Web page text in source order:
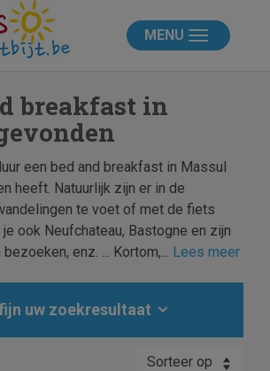
MENU
breakfast in
een bed and breakfast in Massul
heeft. Natuurlijk zijn er in de
te voet of met de fiets
ook Neufchateau, Bastogne en zijn
enz. ... Kortom,... Lees meer
uw zoekresultaat
Sorteer op